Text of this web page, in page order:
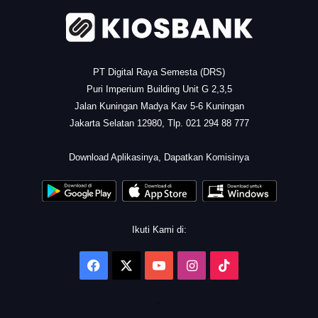
PT Digital Raya Semesta (DRS)
Puri Imperium Building Unit G 2,3,5
Jalan Kuningan Madya Kav 5-6 Kuningan
Jakarta Selatan 12980, Tlp. 021 294 88 777
Download Aplikasinya, Dapatkan Komisinya
Ikuti Kami di:
Facebook YouTubeInstagram